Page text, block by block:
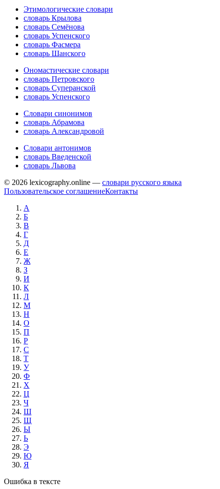
Этимологические словари
словарь Крылова
словарь Семёнова
словарь Успенского
словарь Фасмера
словарь Шанского
Ономастические словари
словарь Петровского
словарь Суперанской
словарь Успенского
Словари синонимов
словарь Абрамова
словарь Александровой
Словари антонимов
словарь Введенской
словарь Львова
© 2026 lexicography.online — словари русского языка
Пользовательское соглашениеКонтакты
А
Б
В
Г
Д
Е
Ж
З
И
К
Л
М
Н
О
П
Р
С
Т
У
Ф
Х
Ц
Ч
Ш
Щ
Ы
Ь
Э
Ю
Я
Ошибка в тексте